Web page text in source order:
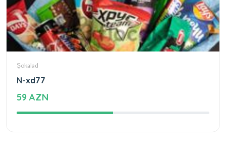
Şokalad
N-xd77
59 AZN